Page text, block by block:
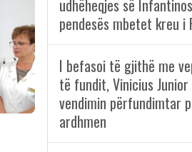
udhëheqjes së
pendesës mbetet kreu i
I befasoi të gjithë me
të fundit, Vinicius
vendimin përfundimtar
ardhmen